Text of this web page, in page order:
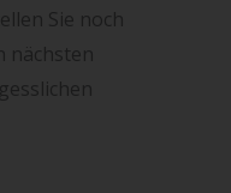
Sie noch
nächsten